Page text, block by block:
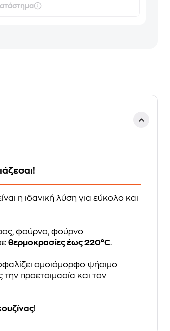
η ιδανική λύση για εύκολο και
φούρνο, φούρνο
θερμοκρασίες έως 220°C.
ομοιόμορφο ψήσιμο
προετοιμασία και τον
!